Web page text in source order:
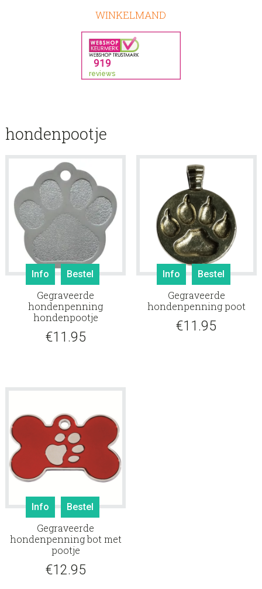
WINKELMAND
hondenpootje
Info Bestel
Gegraveerde
hondenpenning
hondenpootje
€11.95
Info Bestel
Gegraveerde
hondenpenning poot
€11.95
Info Bestel
Gegraveerde
hondenpenning bot met
pootje
€12.95